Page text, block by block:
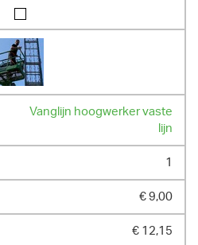
Vanglijn hoogwerker vaste
lijn
1
€ 9,00
€ 12,15